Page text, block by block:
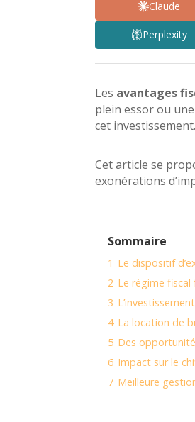
Claude
Perplexity
Les avantages
plein essor ou
cet investissement.
Cet article se
exonérations
Sommaire
1 Le dispositif
2 Le régime
3
4 La location de
5 Des
6 Impact sur le
7 Meilleure